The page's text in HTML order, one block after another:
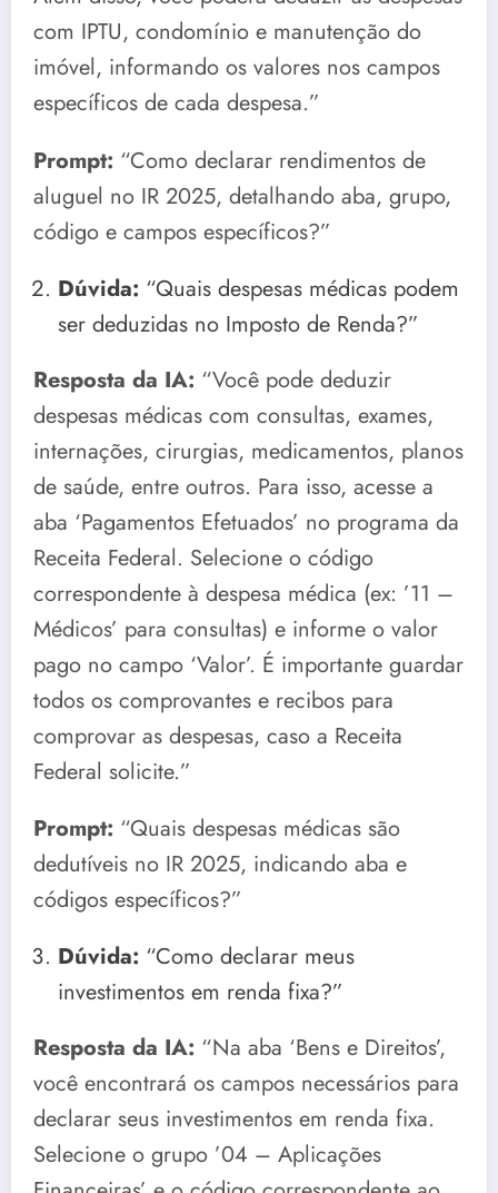
com IPTU, condomínio e manutenção do
imóvel, informando os valores nos campos
específicos de cada despesa.”
Prompt: “Como declarar rendimentos de
aluguel no IR 2025, detalhando aba, grupo,
código e campos específicos?”
Dúvida: “Quais despesas médicas podem
ser deduzidas no Imposto de Renda?”
Resposta da IA: “Você pode deduzir
despesas médicas com consultas, exames,
internações, cirurgias, medicamentos, planos
de saúde, entre outros. Para isso, acesse a
aba ‘Pagamentos Efetuados’ no programa da
Receita Federal. Selecione o código
correspondente à despesa médica (ex: ’11 –
Médicos’ para consultas) e informe o valor
pago no campo ‘Valor’. É importante guardar
todos os comprovantes e recibos para
comprovar as despesas, caso a Receita
Federal solicite.”
Prompt: “Quais despesas médicas são
dedutíveis no IR 2025, indicando aba e
códigos específicos?”
Dúvida: “Como declarar meus
investimentos em renda fixa?”
Resposta da IA: “Na aba ‘Bens e Direitos’,
você encontrará os campos necessários para
declarar seus investimentos em renda fixa.
Selecione o grupo ’04 – Aplicações